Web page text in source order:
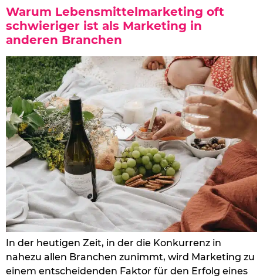
Warum Lebensmittelmarketing oft
schwieriger ist als Marketing in
anderen Branchen
In der heutigen Zeit, in der die Konkurrenz in
nahezu allen Branchen zunimmt, wird Marketing zu
einem entscheidenden Faktor für den Erfolg eines